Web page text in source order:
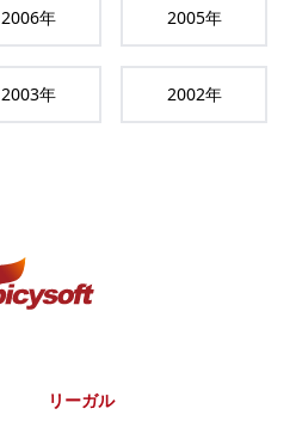
2006年 2005年
2003年 2002年
リーガル